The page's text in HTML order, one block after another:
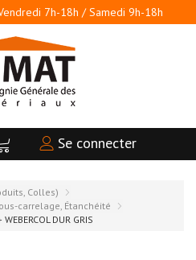
7h-18h / Samedi 9h-18h
Se connecter
Colles)
carrelage, Étanchéité
DUR GRIS